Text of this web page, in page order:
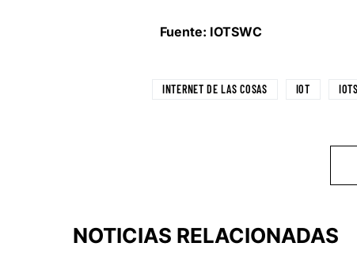
Fuente: IOTSWC
INTERNET DE LAS COSAS IOT
NOTICIAS RELACIONADAS